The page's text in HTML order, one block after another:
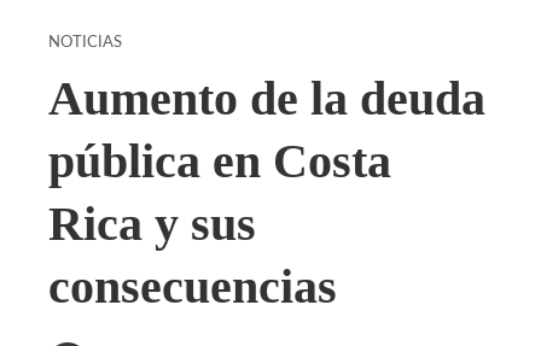
NOTICIAS
Aumento de la deuda
pública en Costa
Rica y sus
consecuencias